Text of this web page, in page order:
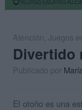
Atención, Juegos
Divertido
Publicado por
El otoño es una